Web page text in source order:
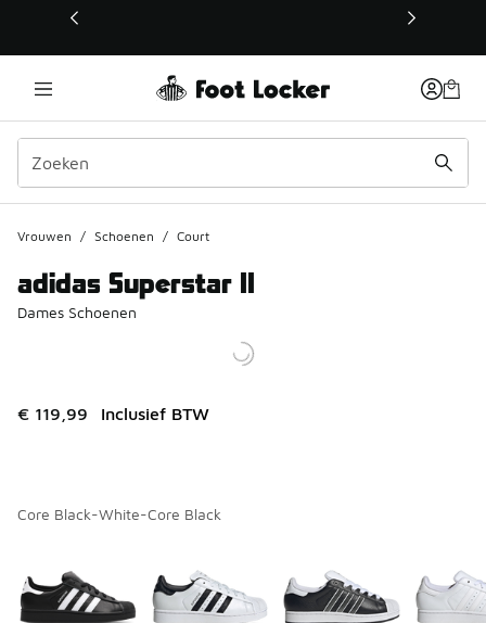
Deze link wordt geopend in een nieuw venster
Vrouwen / Schoenen / Court
adidas Superstar II
Dames Schoenen
€ 119,99 Inclusief BTW
Core Black-White-Core Black